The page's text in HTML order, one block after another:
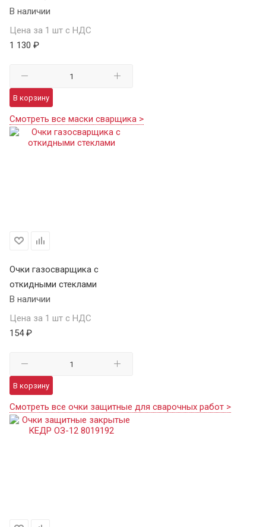
В наличии
Цена за 1 шт с НДС
1 130 ₽
В корзину
Смотреть все маски сварщика >
Очки газосварщика с
откидными стеклами
В наличии
Цена за 1 шт с НДС
154 ₽
В корзину
Смотреть все очки защитные для сварочных работ >